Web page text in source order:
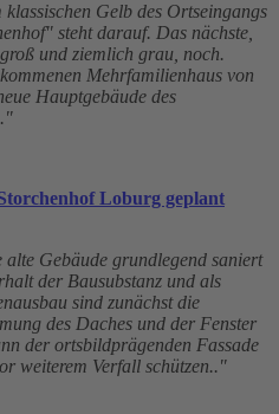
Gelb des Ortseingangs
steht darauf. Das nächste,
und ziemlich grau, noch.
Mehrfamilienhaus von
Hauptgebäude des
Loburg geplant
Gebäude grundlegend saniert
der Bausubstanz und als
sind zunächst die
des Daches und der Fenster
der ortsbildprägenden Fassade
weiterem Verfall schützen.."